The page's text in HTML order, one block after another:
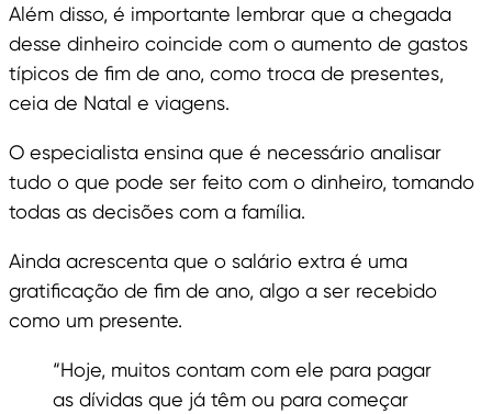
Além disso, é importante lembrar que a chegada
desse dinheiro coincide com o aumento de gastos
típicos de fim de ano, como troca de presentes,
ceia de Natal e viagens.
O especialista ensina que é necessário analisar
tudo o que pode ser feito com o dinheiro, tomando
todas as decisões com a família.
Ainda acrescenta que o salário extra é uma
gratificação de fim de ano, algo a ser recebido
como um presente.
“Hoje, muitos contam com ele para pagar
as dívidas que já têm ou para começar